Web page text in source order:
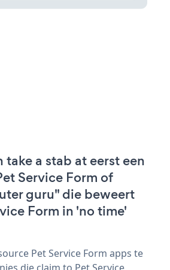
a stab at eerst een
Service Form of
guru" die beweert
Form in 'no time'
Pet Service Form apps te